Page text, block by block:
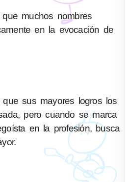
muchos nombres
en la evocación de
sus mayores logros los
pero cuando se marca
en la profesión, busca